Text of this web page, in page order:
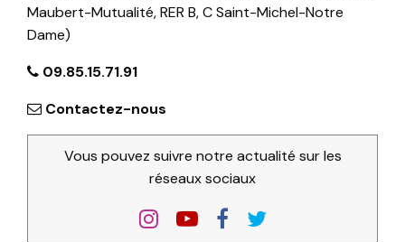
Maubert-Mutualité, RER B, C Saint-Michel-Notre
Dame)
09.85.15.71.91
Contactez-nous
Vous pouvez suivre notre actualité sur les
réseaux sociaux